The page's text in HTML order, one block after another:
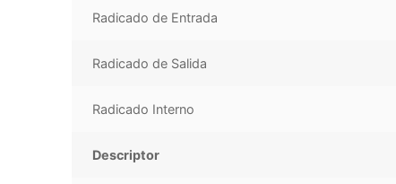
Radicado de Entrada
Radicado de Salida
Radicado Interno
Descriptor